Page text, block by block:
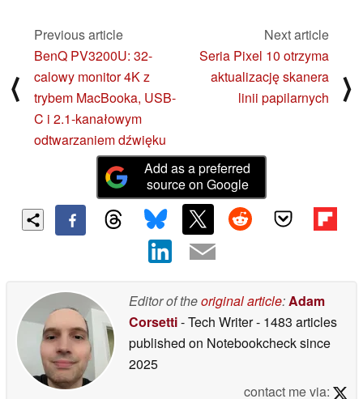
⟨
Previous article
BenQ PV3200U: 32-
calowy monitor 4K z
trybem MacBooka, USB-
C i 2.1-kanałowym
odtwarzaniem dźwięku
Next article
Seria Pixel 10 otrzyma
aktualizację skanera
linii papilarnych
⟩
Add as a preferred
source on Google
Editor of theoriginal article:Adam
Corsetti- Tech Writer- 1483 articles
published on Notebookchecksince
2025
contact me via: